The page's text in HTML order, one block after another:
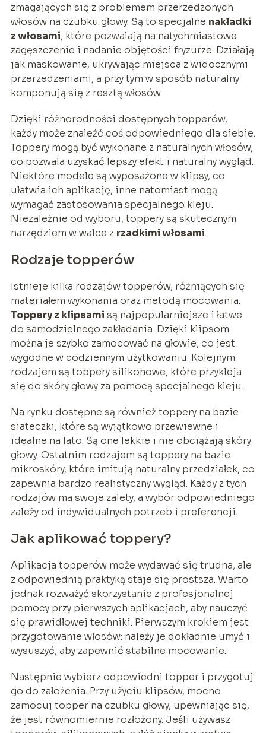
zmagających się z problemem przerzedzonych
włosów na czubku głowy. Są to specjalne nakładki
z włosami, które pozwalają na natychmiastowe
zagęszczenie i nadanie objętości fryzurze. Działają
jak maskowanie, ukrywając miejsca z widocznymi
przerzedzeniami, a przy tym w sposób naturalny
komponują się z resztą włosów.
Dzięki różnorodności dostępnych topperów,
każdy może znaleźć coś odpowiedniego dla siebie.
Toppery mogą być wykonane z naturalnych włosów,
co pozwala uzyskać lepszy efekt i naturalny wygląd.
Niektóre modele są wyposażone w klipsy, co
ułatwia ich aplikację, inne natomiast mogą
wymagać zastosowania specjalnego kleju.
Niezależnie od wyboru, toppery są skutecznym
narzędziem w walce z rzadkimi włosami.
Rodzaje topperów
Istnieje kilka rodzajów topperów, różniących się
materiałem wykonania oraz metodą mocowania.
Toppery z klipsami są najpopularniejsze i łatwe
do samodzielnego zakładania. Dzięki klipsom
można je szybko zamocować na głowie, co jest
wygodne w codziennym użytkowaniu. Kolejnym
rodzajem są toppery silikonowe, które przykleja
się do skóry głowy za pomocą specjalnego kleju.
Na rynku dostępne są również toppery na bazie
siateczki, które są wyjątkowo przewiewne i
idealne na lato. Są one lekkie i nie obciążają skóry
głowy. Ostatnim rodzajem są toppery na bazie
mikroskóry, które imitują naturalny przedziałek, co
zapewnia bardzo realistyczny wygląd. Każdy z tych
rodzajów ma swoje zalety, a wybór odpowiedniego
zależy od indywidualnych potrzeb i preferencji.
Jak aplikować toppery?
Aplikacja topperów może wydawać się trudna, ale
z odpowiednią praktyką staje się prostsza. Warto
jednak rozważyć skorzystanie z profesjonalnej
pomocy przy pierwszych aplikacjach, aby nauczyć
się prawidłowej techniki. Pierwszym krokiem jest
przygotowanie włosów: należy je dokładnie umyć i
wysuszyć, aby zapewnić stabilne mocowanie.
Następnie wybierz odpowiedni topper i przygotuj
go do założenia. Przy użyciu klipsów, mocno
zamocuj topper na czubku głowy, upewniając się,
że jest równomiernie rozłożony. Jeśli używasz